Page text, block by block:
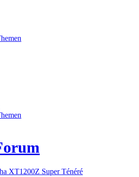
XT1200Z Super Ténéré